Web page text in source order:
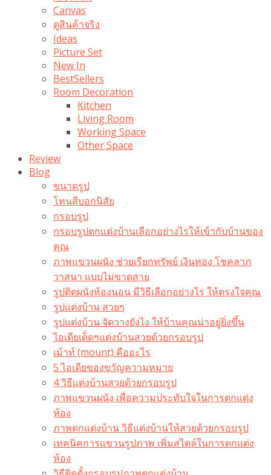
Canvas
ดูสินค้าจริง
Ideas
Picture Set
New In
BestSellers
Room Decoration
Kitchen
Living Room
Working Space
Other Space
Review
Blog
ขนาดรูป
โทนสีบอกนิสัย
กรอบรูป
กรอบรูปตกแต่งบ้านเลือกอย่างไรให้เข้ากับบ้านของ
คุณ
ภาพแขวนผนัง ช่วยเรียกทรัพย์ เงินทอง โชคลาภ
วาสนา แบบไม่ขาดสาย
รูปติดผนังห้องนอน มีวิธีเลือกอย่างไร ให้ตรงใจคุณ
รูปแต่งบ้าน สวยๆ
รูปแต่งบ้าน จัดวางยังไง ให้บ้านคุณน่าอยู่ยิ่งขึ้น
ไอเดียเด็ดๆแต่งบ้านสวยด้วยกรอบรูป
เม้าท์ (mount) คืออะไร​
5 ไอเดียของขวัญความหมาย
4 วิธีแต่งบ้านสวยด้วยกรอบรูป
ภาพแขวนผนัง เพื่อความประทับใจในการตกแต่ง
ห้อง
ภาพตกแต่งบ้าน วิธีแต่งบ้านให้สวยด้วยกรอบรูป
เทคนิคการแขวนรูปภาพ เพิ่มสไตล์ในการตกแต่ง
ห้อง